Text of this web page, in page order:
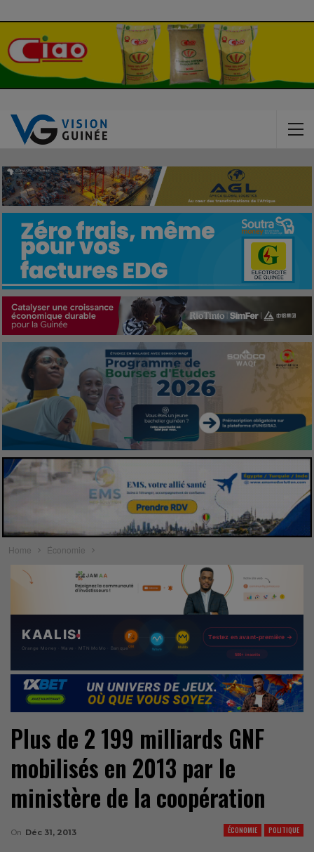
Home Économie
Plus de 2 199 milliards GNF
mobilisés en 2013 par le
ministère de la coopération
ÉCONOMIE POLITIQUE
On Déc 31, 2013